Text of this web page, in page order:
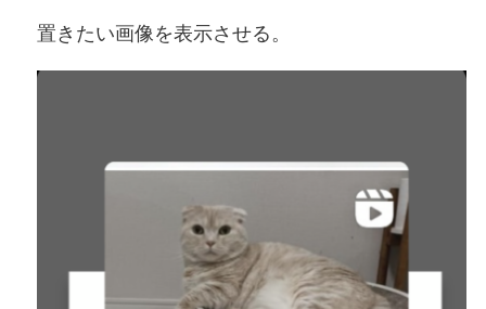
置きたい画像を表示させる。